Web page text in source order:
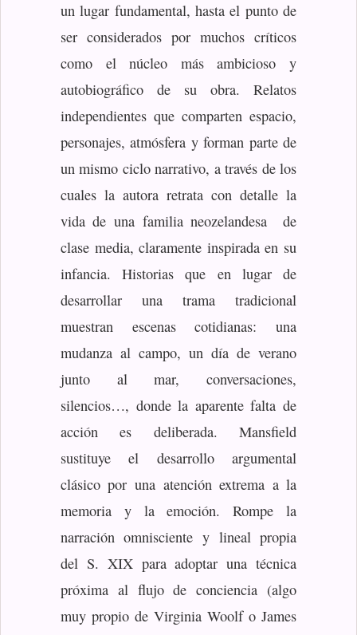
un lugar fundamental, hasta el punto de
ser considerados por muchos críticos
como el núcleo más ambicioso y
autobiográfico de su obra. Relatos
independientes que comparten espacio,
personajes, atmósfera y forman parte de
un mismo ciclo narrativo, a través de los
cuales la autora retrata con detalle la
vida de una familia neozelandesa de
clase media, claramente inspirada en su
infancia. Historias que en lugar de
desarrollar una trama tradicional
muestran escenas cotidianas: una
mudanza al campo, un día de verano
junto al mar, conversaciones,
silencios…, donde la aparente falta de
acción es deliberada. Mansfield
sustituye el desarrollo argumental
clásico por una atención extrema a la
memoria y la emoción. Rompe la
narración omnisciente y lineal propia
del S. XIX para adoptar una técnica
próxima al flujo de conciencia (algo
muy propio de Virginia Woolf o James